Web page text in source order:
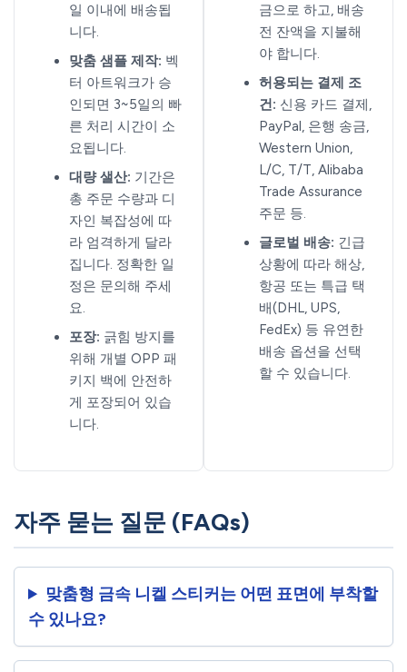
일 이내에 배송됩
니다.
맞춤 샘플 제작: 벡
터 아트워크가 승
인되면 3~5일의 빠
른 처리 시간이 소
요됩니다.
대량 샐산: 기간은
총 주문 수량과 디
자인 복잡성에 따
라 엄격하게 달라
집니다. 정확한 일
정은 문의해 주세
요.
포장: 긁힘 방지를
위해 개별 OPP 패
키지 백에 안전하
게 포장되어 있습
니다.
금으로 하고, 배송
전 잔액을 지불해
야 합니다.
허용되는 결제 조
건: 신용 카드 결제,
PayPal, 은행 송금,
Western Union,
L/C, T/T, Alibaba
Trade Assurance
주문 등.
글로벌 배송: 긴급
상황에 따라 해상,
항공 또는 특급 택
배(DHL, UPS,
FedEx) 등 유연한
배송 옵션을 선택
할 수 있습니다.
자주 묻는 질문 (FAQs)
맞춤형 금속 니켈 스티커는 어떤 표면에 부착할
수 있나요?